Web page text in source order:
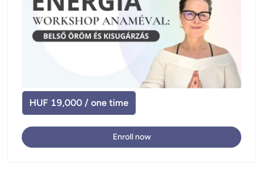
HUF 19,000 / one time
Enroll now